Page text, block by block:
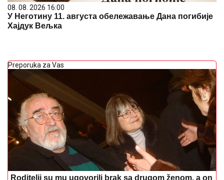
08. 08. 2026 16:00
У Неготину 11. августа обележавање Дана погибије
Хајдук Вељка
Preporuka za Vas
Roditelji su mu ugovorili brak sa drugom ženom, a on